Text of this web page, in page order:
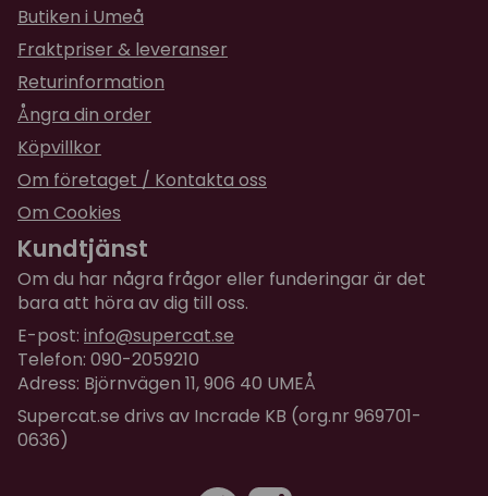
Butiken i Umeå
Fraktpriser & leveranser
Returinformation
Ångra din order
Köpvillkor
Om företaget / Kontakta oss
Om Cookies
Kundtjänst
Om du har några frågor eller funderingar är det
bara att höra av dig till oss.
E-post: info@supercat.se
Telefon: 090-2059210
Adress: Björnvägen 11, 906 40 UMEÅ
Supercat.se drivs av Incrade KB (org.nr 969701-
0636)